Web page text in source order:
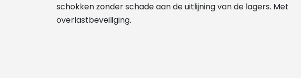
schokken zonder schade aan de uitlijning van de lagers. Met
overlastbeveiliging.